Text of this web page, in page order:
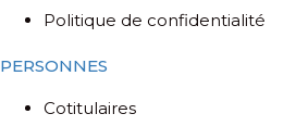
Politique de confidentialité
PERSONNES
Cotitulaires